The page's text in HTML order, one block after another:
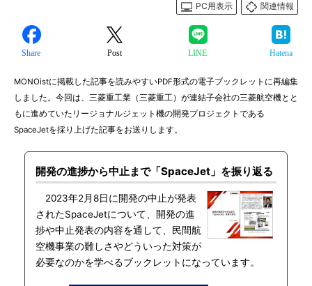
PC用表示
関連情報
Share Post LINE Hatena
MONOistに掲載した記事を読みやすいPDF形式の電子ブックレットに再編集
しました。今回は、三菱重工業（三菱重工）が連結子会社の三菱航空機とと
もに進めていたリージョナルジェット機の開発プロジェクトである
SpaceJetを採り上げた記事をお送りします。
開発の進捗から中止まで「SpaceJet」を振り返る
2023年2月8日に開発の中止が発表
されたSpaceJetについて、開発の進
捗や中止発表の内容を通して、民間航
空機事業の難しさやどういった対策が
必要なのかを学べるブックレットになっています。